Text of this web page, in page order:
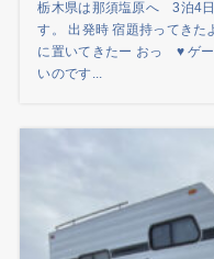
栃木県は那須塩原へ 3泊4
す。 出発時 宿題持ってき
に置いてきたー おっ ♥ ゲ
いのです...